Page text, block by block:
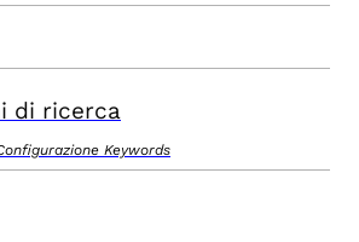
di ricerca
Keywords